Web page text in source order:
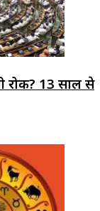
रोक? 13 साल से